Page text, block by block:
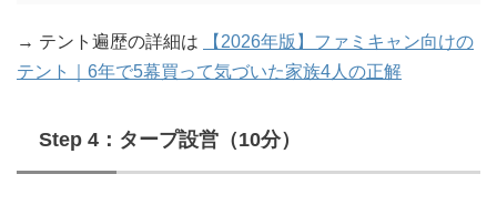
→ テント遍歴の詳細は
【2026年版】ファミキャン向けの
テント｜6年で5幕買って気づいた家族4人の正解
Step 4：タープ設営（10分）